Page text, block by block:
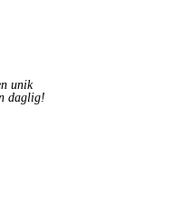
unik
daglig!